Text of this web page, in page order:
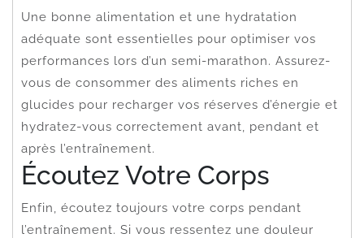
Une bonne alimentation et une hydratation
adéquate sont essentielles pour optimiser vos
performances lors d’un semi-marathon. Assurez-
vous de consommer des aliments riches en
glucides pour recharger vos réserves d’énergie et
hydratez-vous correctement avant, pendant et
après l’entraînement.
Écoutez Votre Corps
Enfin, écoutez toujours votre corps pendant
l’entraînement. Si vous ressentez une douleur